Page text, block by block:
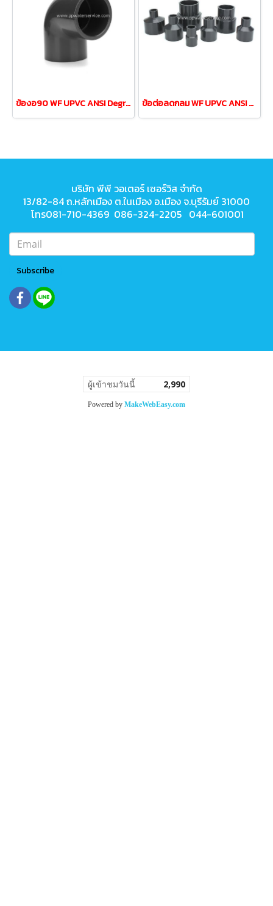
ข้องอ90 WF UPVC ANSI Degree Elbow ขนาด 4"DN100 ข้อต่อลดกลม WF UPVC ANSI Reducing Coupling 3/4"ลด1/2"
บริษัท พีพี วอเตอร์ เซอร์วิส จำกัด
13/82-84 ถ.หลักเมือง ต.ในเมือง อ.เมือง จ.บุรีรัมย์ 31000
โทร081-710-4369 086-324-2205 044-601001
Subscribe
ผู้เข้าชมวันนี้ 2,990
Powered by MakeWebEasy.com